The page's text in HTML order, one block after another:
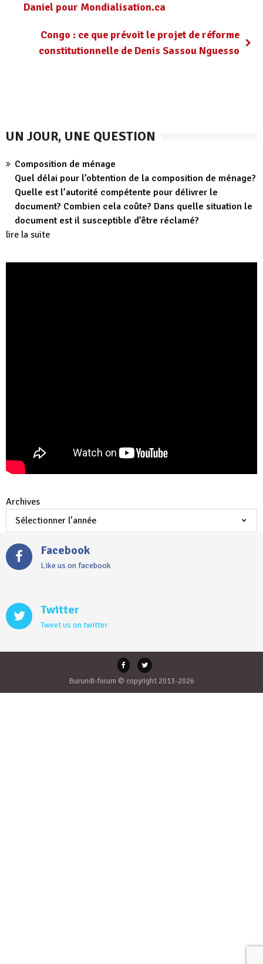
Daniel pour Mondialisation.ca
Congo : ce que prévoit le projet de réforme
constitutionnelle de Denis Sassou Nguesso
UN JOUR, UNE QUESTION
Composition de ménage
Quel délai pour l’obtention de la composition de ménage?
Quelle est l’autorité compétente pour délivrer le
document? Combien cela coûte? Dans quelle situation le
document est il susceptible d’être réclamé?
lire la suite
Archives
Facebook
Like us on facebook
Twitter
Tweet us on twitter
Burundi-forum © copyright 2013-2026